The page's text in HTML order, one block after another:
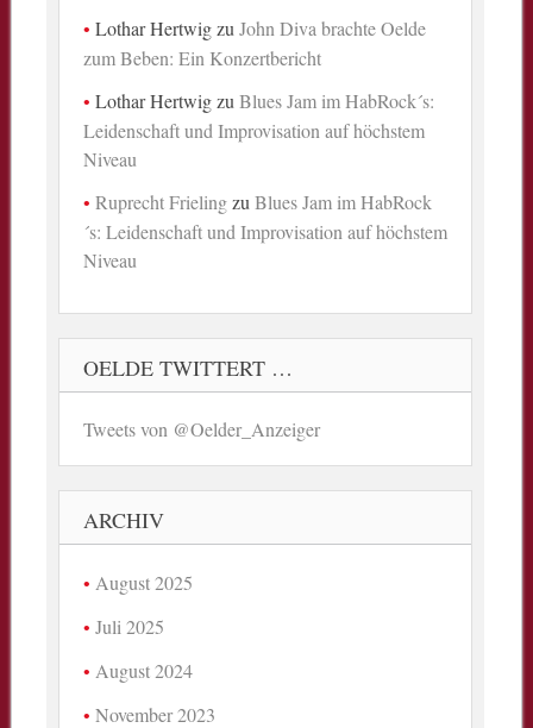
Lothar HertwigzuJohn Diva brachte Oelde
zum Beben: Ein Konzertbericht
Lothar HertwigzuBlues Jam im HabRock´s:
Leidenschaft und Improvisation auf höchstem
Niveau
Ruprecht FrielingzuBlues Jam im HabRock
´s: Leidenschaft und Improvisation auf höchstem
Niveau
OELDE TWITTERT …
Tweets von @Oelder_Anzeiger
ARCHIV
August 2025
Juli 2025
August 2024
November 2023